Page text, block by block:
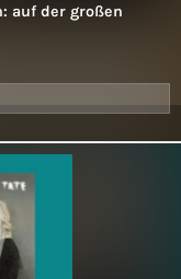
auf der großen